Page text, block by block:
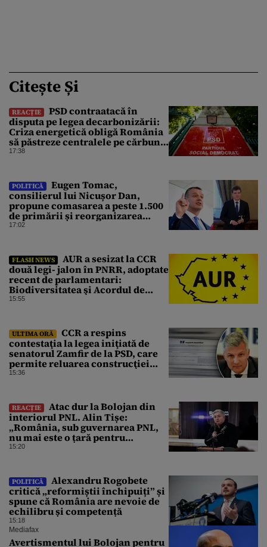
Citește Și
REACȚIE
PSD contraatacă în
disputa pe legea decarbonizării:
Criza energetică obligă România
să păstreze centralele pe cărbune.
Bolojan, acuzat de duplicitate
17:38
POLITICĂ
Eugen Tomac,
consilierul lui Nicușor Dan,
propune comasarea a peste 1.500
de primării și reorganizarea
administrativă a județelor
17:02
FLASH NEWS
AUR a sesizat la CCR
două legi- jalon în PNRR, adoptate
recent de parlamentari:
Biodiversitatea şi Acordul de
împrumut cu BIRD
15:55
ULTIMA ORĂ
CCR a respins
contestaţia la legea iniţiată de
senatorul Zamfir de la PSD, care
permite reluarea construcţiei
hidrocentralelor din zonele
15:36
REACȚIE
Atac dur la Bolojan din
interiorul PNL. Alin Tișe:
„România, sub guvernarea PNL,
nu mai este o țară pentru
investitori”
15:20
POLITICĂ
Alexandru Rogobete
critică „reformiștii închipuiți” și
spune că România are nevoie de
echilibru și competență
15:18
Mediafax
Avertismentul lui Bolojan pentru